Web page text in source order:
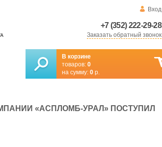
Вход
+7 (352) 222-29-28
Заказать обратный звонок
В корзине
товаров: 0
на сумму: 0 р.
«АСПЛОМБ-УРАЛ» ПОСТУПИЛ